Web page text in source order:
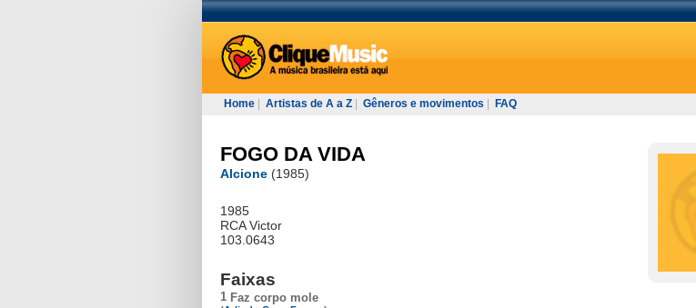
Home Artistas de A a Z Gêneros e movimentos FAQ
FOGO DA VIDA
Alcione (1985)
1985
RCA Victor
103.0643
Faixas
1 Faz corpo mole